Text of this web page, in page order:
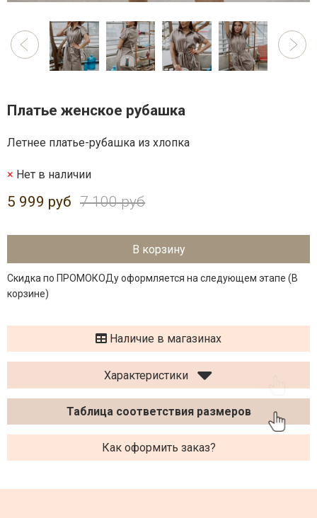
Платье женское рубашка
Летнее платье-рубашка из хлопка
Нет в наличии
5 999 руб 7 100 руб
В корзину
Скидка по ПРОМОКОДу оформляется на следующем этапе (В
корзине)
Наличие в магазинах
Характеристики
Таблица соответствия размеров
Как оформить заказ?